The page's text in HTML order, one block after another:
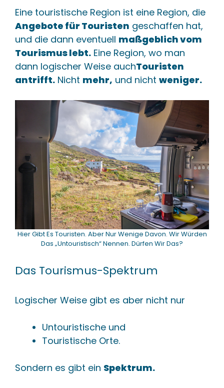
Eine touristische Region ist eine Region, die
Angebote für Touristen geschaffen hat,
und die dann eventuell maßgeblich vom
Tourismus lebt. Eine Region, wo man
dann logischer Weise auchTouristen
antrifft. Nicht mehr, und nicht weniger.
Hier Gibt Es Touristen. Aber Nur Wenige Davon. Wir Würden
Das „Untouristisch“ Nennen. Dürfen Wir Das?
Das Tourismus-Spektrum
Logischer Weise gibt es aber nicht nur
Untouristische und
Touristische Orte.
Sondern es gibt ein Spektrum.